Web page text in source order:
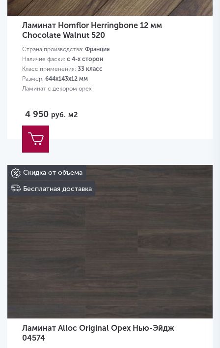
Ламинат Homflor Herringbone 12 мм
Chocolate Walnut 520
Страна производства: Франция
Наличие фаски: с 4-х сторон
Класс применения: 33 класс
Размер: 644х143х12 мм
Ламинат с декором орех
4 950 руб. м2
Скидка от объема
Бесплатная доставка
Ламинат Alloc Original Орех Нью-Эйдж
04574